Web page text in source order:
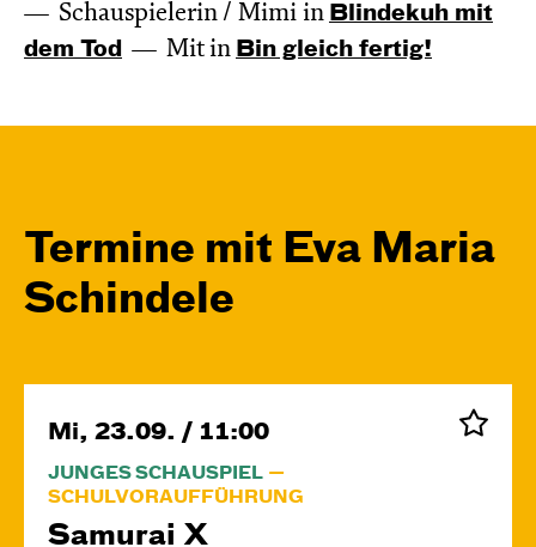
Schauspielerin / Mimi in Blinde­kuh mit
dem Tod
Mit in Bin gleich fertig!
Termine mit Eva Maria
Schindele
Mi, 23.09. / 11:00
JUNGES SCHAUSPIEL
SCHULVORAUFFÜHRUNG
Samurai X